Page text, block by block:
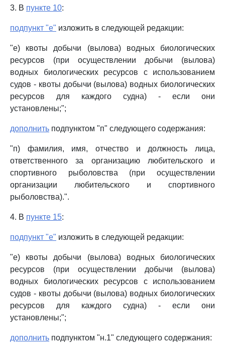
3. В пункте 10:
подпункт "е" изложить в следующей редакции:
"е) квоты добычи (вылова) водных биологических
ресурсов (при осуществлении добычи (вылова)
водных биологических ресурсов с использованием
судов - квоты добычи (вылова) водных биологических
ресурсов для каждого судна) - если они
установлены;";
дополнить подпунктом "п" следующего содержания:
"п) фамилия, имя, отчество и должность лица,
ответственного за организацию любительского и
спортивного рыболовства (при осуществлении
организации любительского и спортивного
рыболовства).".
4. В пункте 15:
подпункт "е" изложить в следующей редакции:
"е) квоты добычи (вылова) водных биологических
ресурсов (при осуществлении добычи (вылова)
водных биологических ресурсов с использованием
судов - квоты добычи (вылова) водных биологических
ресурсов для каждого судна) - если они
установлены;";
дополнить подпунктом "н.1" следующего содержания: